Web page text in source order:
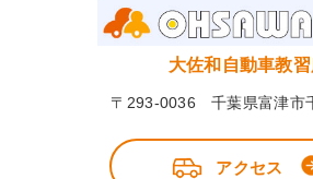
大佐和自動車教
〒293-0036 千葉県富津市
アクセス